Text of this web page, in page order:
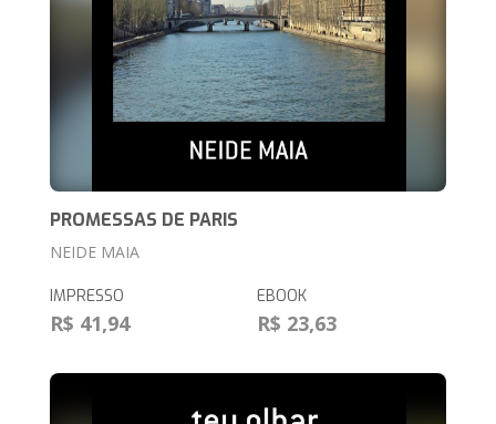
PROMESSAS DE PARIS
NEIDE MAIA
IMPRESSO
R$ 41,94
EBOOK
R$ 23,63